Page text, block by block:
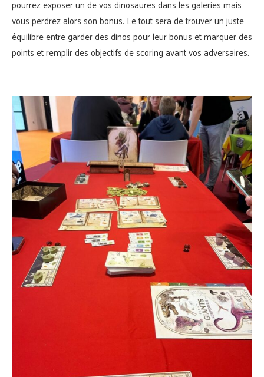
pourrez exposer un de vos dinosaures dans les galeries mais
vous perdrez alors son bonus. Le tout sera de trouver un juste
équilibre entre garder des dinos pour leur bonus et marquer des
points et remplir des objectifs de scoring avant vos adversaires.